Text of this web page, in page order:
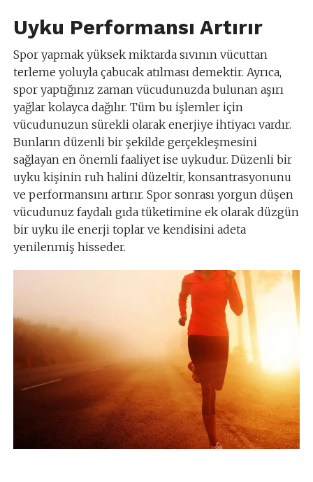
Uyku Performansı Artırır
Spor yapmak yüksek miktarda sıvının vücuttan
terleme yoluyla çabucak atılması demektir. Ayrıca,
spor yaptığınız zaman vücudunuzda bulunan aşırı
yağlar kolayca dağılır. Tüm bu işlemler için
vücudunuzun sürekli olarak enerjiye ihtiyacı vardır.
Bunların düzenli bir şekilde gerçekleşmesini
sağlayan en önemli faaliyet ise uykudur. Düzenli bir
uyku kişinin ruh halini düzeltir, konsantrasyonunu
ve performansını artırır. Spor sonrası yorgun düşen
vücudunuz faydalı gıda tüketimine ek olarak düzgün
bir uyku ile enerji toplar ve kendisini adeta
yenilenmiş hisseder.